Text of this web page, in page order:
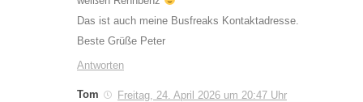
Das ist auch meine Busfreaks Kontaktadresse.
Beste Grüße Peter
Antworten
Tom
Freitag, 24. April 2026 um 20:47 Uhr